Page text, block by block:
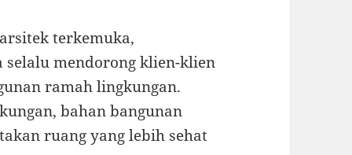
terkemuka,
selalu mendorong klien-klien
ramah lingkungan.
bahan bangunan
ruang yang lebih sehat